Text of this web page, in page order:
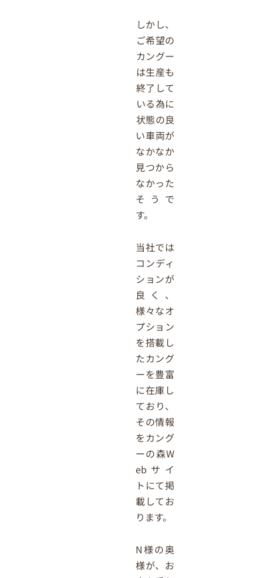
しかし、
ご希望の
カングー
は生産も
終了して
いる為に
状態の良
い車両が
なかなか
見つから
なかった
そうで
す。
当社では
コンディ
ションが
良く、
様々なオ
プション
を搭載し
たカング
ーを豊富
に在庫し
ており、
その情報
をカング
ーの森W
ebサイ
トにて掲
載してお
ります。
N様の奥
様が、お